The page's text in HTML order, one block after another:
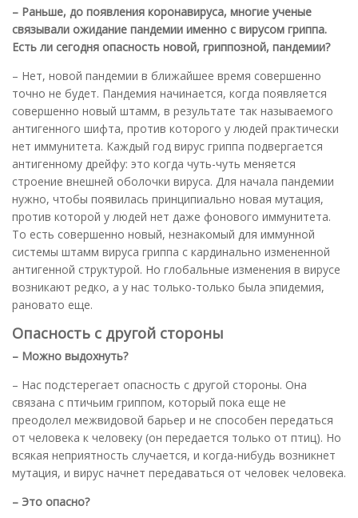
– Раньше, до появления коронавируса, многие ученые
связывали ожидание пандемии именно с вирусом гриппа.
Есть ли сегодня опасность новой, гриппозной, пандемии?
– Нет, новой пандемии в ближайшее время совершенно
точно не будет. Пандемия начинается, когда появляется
совершенно новый штамм, в результате так называемого
антигенного шифта, против которого у людей практически
нет иммунитета. Каждый год вирус гриппа подвергается
антигенному дрейфу: это когда чуть-чуть меняется
строение внешней оболочки вируса. Для начала пандемии
нужно, чтобы появилась принципиально новая мутация,
против которой у людей нет даже фонового иммунитета.
То есть совершенно новый, незнакомый для иммунной
системы штамм вируса гриппа с кардинально измененной
антигенной структурой. Но глобальные изменения в вирусе
возникают редко, а у нас только-только была эпидемия,
рановато еще.
Опасность с другой стороны
– Можно выдохнуть?
– Нас подстерегает опасность с другой стороны. Она
связана с птичьим гриппом, который пока еще не
преодолел межвидовой барьер и не способен передаться
от человека к человеку (он передается только от птиц). Но
всякая неприятность случается, и когда-нибудь возникнет
мутация, и вирус начнет передаваться от человек человека.
– Это опасно?